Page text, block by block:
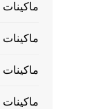
ماكينات